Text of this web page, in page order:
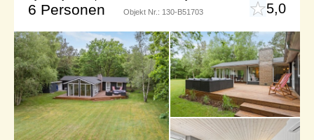
6 Personen Objekt Nr.: 130-B51703 5,0